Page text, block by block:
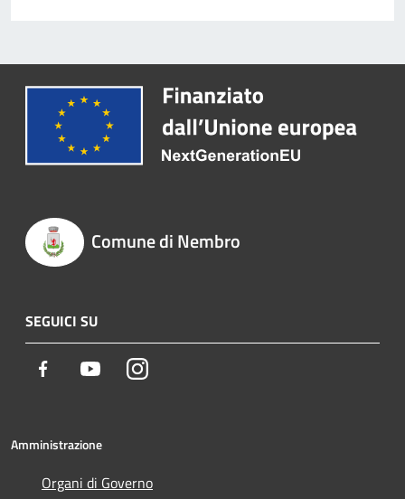
Comune di Nembro
SEGUICI SU
Facebook YoutubeInstagram
Amministrazione
Organi di Governo